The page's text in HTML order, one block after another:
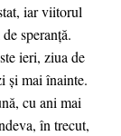
iar viitorul
speranță.
ieri, ziua de
și mai înainte.
cu ani mai
în trecut,